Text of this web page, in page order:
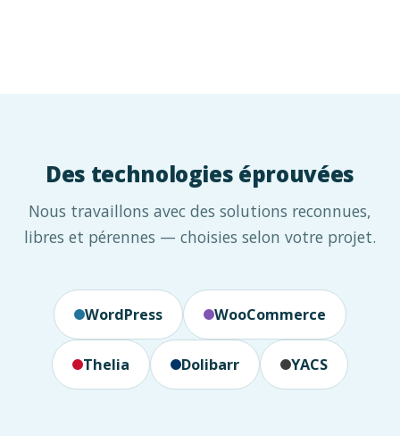
Des technologies éprouvées
Nous travaillons avec des solutions reconnues,
libres et pérennes — choisies selon votre projet.
WordPress WooCommerce
Thelia Dolibarr YACS